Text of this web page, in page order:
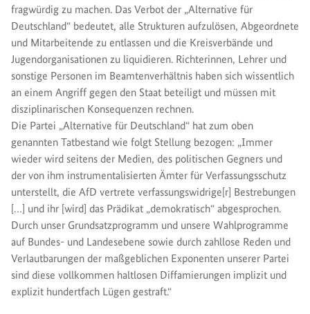
fragwürdig zu machen. Das Verbot der „Alternative für
Deutschland“ bedeutet, alle Strukturen aufzulösen, Abgeordnete
und Mitarbeitende zu entlassen und die Kreisverbände und
Jugendorganisationen zu liquidieren. Richterinnen, Lehrer und
sonstige Personen im Beamtenverhältnis haben sich wissentlich
an einem Angriff gegen den Staat beteiligt und müssen mit
disziplinarischen Konsequenzen rechnen.
Die Partei „Alternative für Deutschland“ hat zum oben
genannten Tatbestand wie folgt Stellung bezogen: „Immer
wieder wird seitens der Medien, des politischen Gegners und
der von ihm instrumentalisierten Ämter für Verfassungsschutz
unterstellt, die AfD vertrete verfassungswidrige[r] Bestrebungen
[…] und ihr [wird] das Prädikat „demokratisch“ abgesprochen.
Durch unser Grundsatzprogramm und unsere Wahlprogramme
auf Bundes- und Landesebene sowie durch zahllose Reden und
Verlautbarungen der maßgeblichen Exponenten unserer Partei
sind diese vollkommen haltlosen Diffamierungen implizit und
explizit hundertfach Lügen gestraft.“